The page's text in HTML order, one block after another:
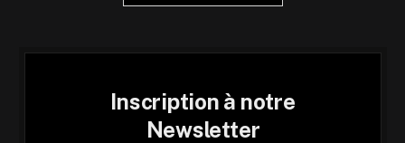
Inscription à notre
Newsletter